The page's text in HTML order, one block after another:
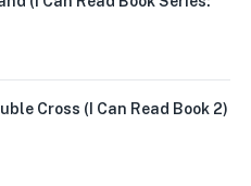
Cross (I Can Read Book 2)